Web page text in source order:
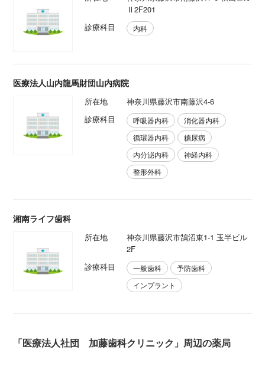
Ⅱ2F201
診療科目
内科
医療法人山内龍馬財団山内病院
所在地
神奈川県藤沢市南藤沢4-6
診療科目
呼吸器内科
消化器内科
循環器内科
糖尿病
内分泌内科
神経内科
整形外科
湘南ライフ歯科
所在地
神奈川県藤沢市鵠沼東1-1 玉半ビル
2F
診療科目
一般歯科
予防歯科
インプラント
「医療法人社団 加藤歯科クリニック」周辺の薬局